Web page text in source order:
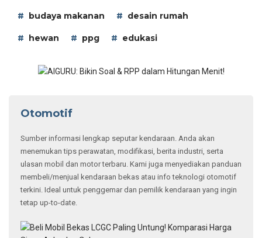
budaya makanan desain rumah
hewan ppg edukasi
Otomotif
Sumber informasi lengkap seputar kendaraan. Anda akan
menemukan tips perawatan, modifikasi, berita industri, serta
ulasan mobil dan motor terbaru. Kami juga menyediakan panduan
membeli/menjual kendaraan bekas atau info teknologi otomotif
terkini. Ideal untuk penggemar dan pemilik kendaraan yang ingin
tetap up-to-date.